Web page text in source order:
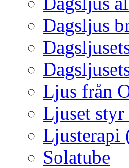
Dagsljus
Ljus från
Ljuset
Ljusterapi
Solatube